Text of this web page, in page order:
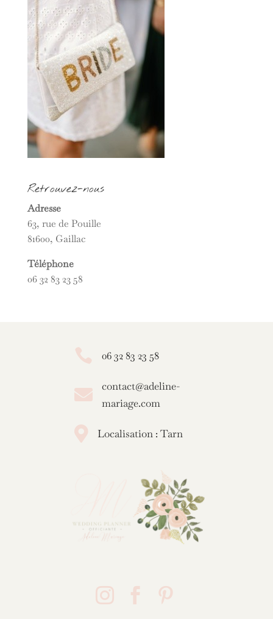
Retrouvez-nous
Adresse
63, rue de Pouille
81600, Gaillac
Téléphone
06 32 83 23 58
 06 32 83 23 58

contact@adeline-
mariage.com
 Localisation : Tarn
  